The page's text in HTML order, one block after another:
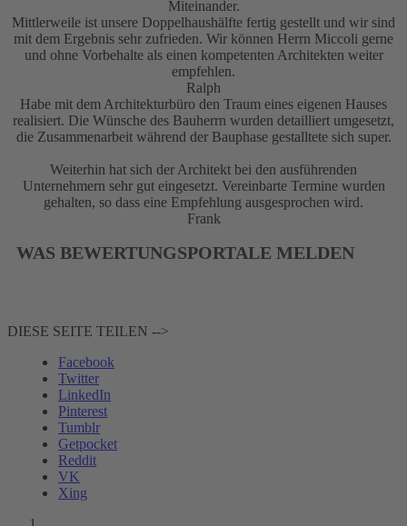
Miteinander.
Mittlerweile ist unsere Doppelhaushälfte fertig gestellt und wir sind
mit dem Ergebnis sehr zufrieden. Wir können Herrn Miccoli gerne
und ohne Vorbehalte als einen kompetenten Architekten weiter
empfehlen.
Ralph
Habe mit dem Architekturbüro den Traum eines eigenen Hauses
realisiert. Die Wünsche des Bauherrn wurden detailliert umgesetzt,
die Zusammenarbeit während der Bauphase gestalltete sich super.
Weiterhin hat sich der Architekt bei den ausführenden
Unternehmern sehr gut eingesetzt. Vereinbarte Termine wurden
gehalten, so dass eine Empfehlung ausgesprochen wird.
Frank
WAS BEWERTUNGSPORTALE MELDEN
DIESE SEITE TEILEN -->
Facebook
Twitter
LinkedIn
Pinterest
Tumblr
Getpocket
Reddit
VK
Xing